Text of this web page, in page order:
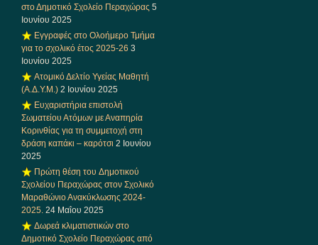
στο Δημοτικό Σχολείο Περαχώρας 5
Ιουνίου 2025
Εγγραφές στο Ολοήμερο Τμήμα
για το σχολικό έτος 2025-26 3
Ιουνίου 2025
Ατομικό Δελτίο Υγείας Μαθητή
(Α.Δ.Υ.Μ.) 2 Ιουνίου 2025
Ευχαριστήρια επιστολή
Σωματείου Ατόμων με Αναπηρία
Κορινθίας για τη συμμετοχή στη
δράση καπάκι – καρότσι 2 Ιουνίου
2025
Πρώτη θέση του Δημοτικού
Σχολείου Περαχώρας στον Σχολικό
Μαραθώνιο Ανακύκλωσης 2024-
2025. 24 Μαΐου 2025
Δωρεά κλιματιστικών στο
Δημοτικό Σχολείο Περαχώρας από